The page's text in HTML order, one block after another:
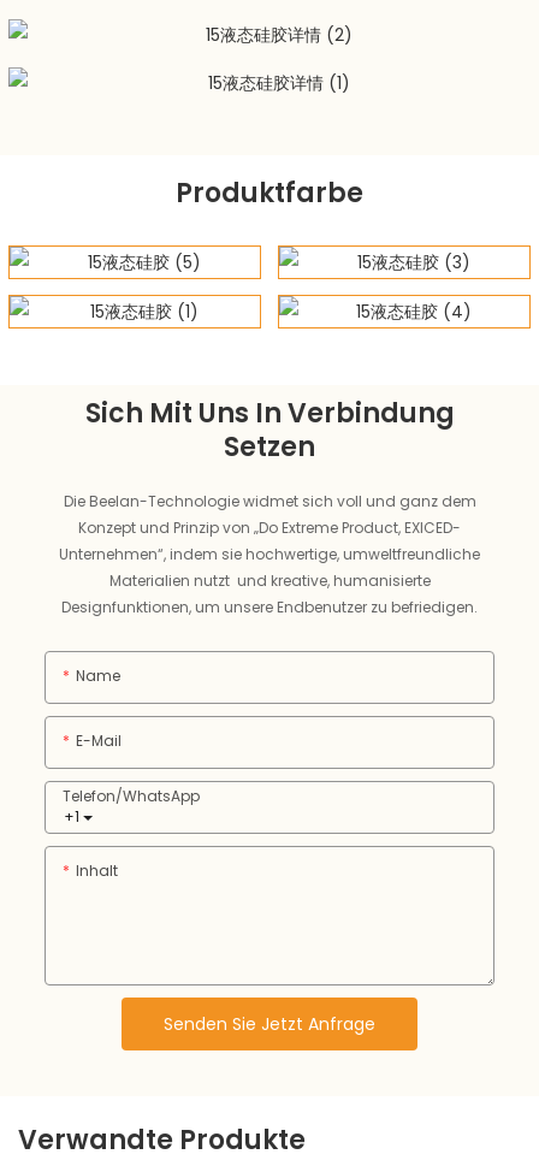
Produktfarbe
Sich Mit Uns In Verbindung
Setzen
Die Beelan-Technologie widmet sich voll und ganz dem
Konzept und Prinzip von „Do Extreme Product, EXICED-
Unternehmen“, indem sie hochwertige, umweltfreundliche
Materialien nutzt und kreative, humanisierte
Designfunktionen, um unsere Endbenutzer zu befriedigen.
Name
E-Mail
+1
Telefon/WhatsApp
Inhalt
Senden Sie Jetzt Anfrage
Verwandte Produkte